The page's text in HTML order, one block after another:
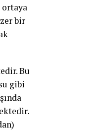
ortaya
bir
Bu
gibi